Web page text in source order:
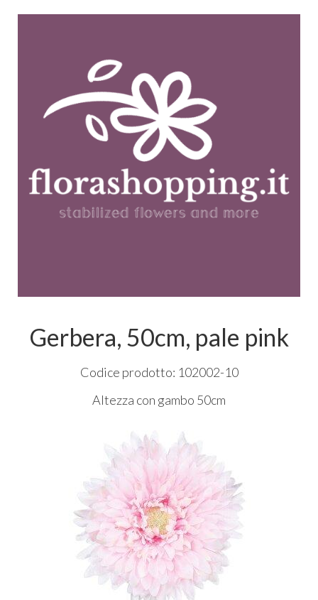
Gerbera, 50cm, pale pink
Codice prodotto: 102002-10
Altezza con gambo 50cm